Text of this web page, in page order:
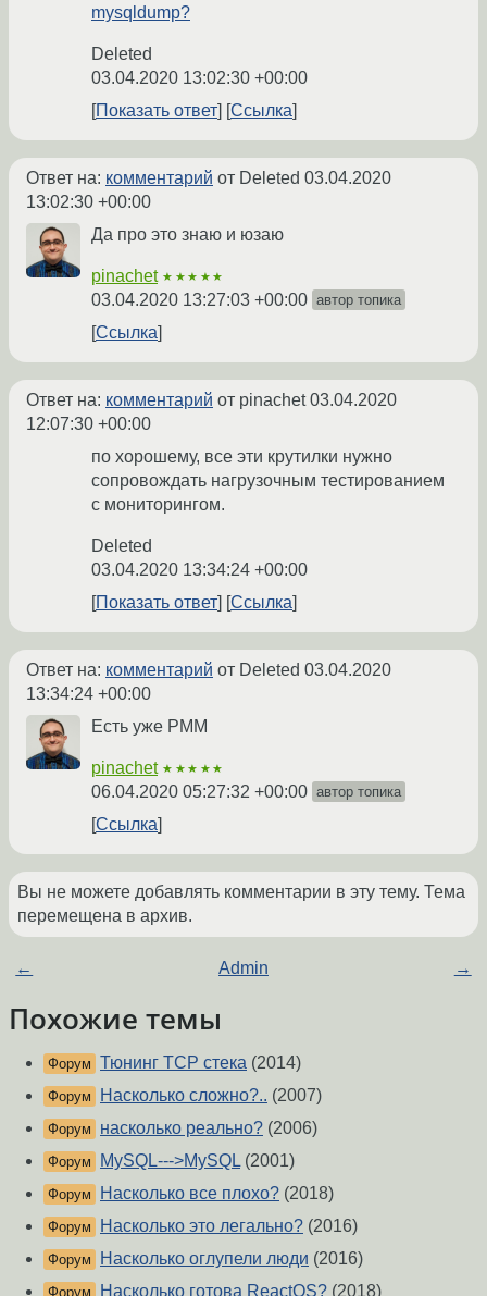
mysqldump?
Deleted
03.04.2020 13:02:30 +00:00
Показать ответ
Ссылка
Ответ на: комментарий от Deleted 03.04.2020
13:02:30 +00:00
Да про это знаю и юзаю
pinachet ★★★★★
03.04.2020 13:27:03 +00:00 автор топика
Ссылка
Ответ на: комментарий от pinachet03.04.2020
12:07:30 +00:00
по хорошему, все эти крутилки нужно
сопровождать нагрузочным тестированием
с мониторингом.
Deleted
03.04.2020 13:34:24 +00:00
Показать ответ
Ссылка
Ответ на: комментарий от Deleted 03.04.2020
13:34:24 +00:00
Есть уже PMM
pinachet ★★★★★
06.04.2020 05:27:32 +00:00 автор топика
Ссылка
Вы не можете добавлять комментарии в эту тему. Тема
перемещена в архив.
← Admin →
Похожие темы
Форум Тюнинг TCP стека (2014)
Форум Насколько сложно?.. (2007)
Форум насколько реально? (2006)
Форум MySQL--->MySQL (2001)
Форум Насколько все плохо? (2018)
Форум Насколько это легально? (2016)
Форум Насколько оглупели люди (2016)
Форум Насколько готова ReactOS? (2018)